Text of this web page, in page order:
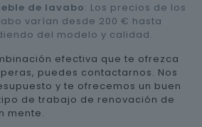
de lavabo: Los precios de los
varían desde 200 € hasta
del modelo y calidad.
efectiva que te ofrezca
puedes contactarnos. Nos
y te ofrecemos un buen
de trabajo de renovación de
mente.